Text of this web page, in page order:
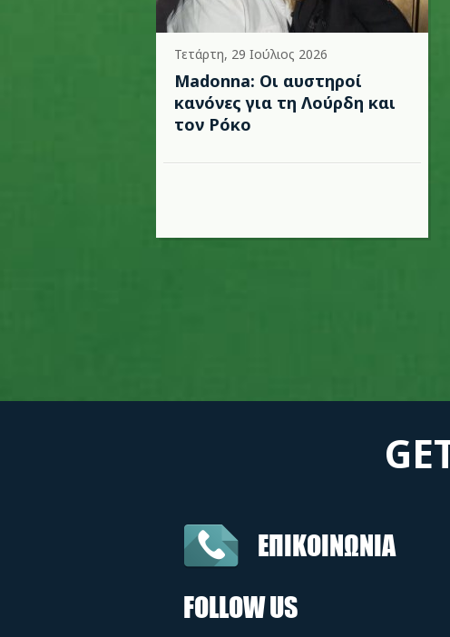
Τετάρτη, 29 Ιούλιος 2026
Madonna: Οι αυστηροί
κανόνες για τη Λούρδη και
τον Ρόκο
ΕΠΙΚΟΙΝΩΝΙΑ
FOLLOW US